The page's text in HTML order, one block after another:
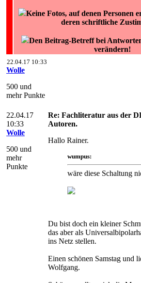
Keine Fotos, auf denen Personen
deren schriftliche
Den Beitrag-Betreff bei
verändern!
22.04.17 10:33
Wolle
500 und
mehr Punkte
22.04.17
10:33
Wolle
500 und
mehr
Punkte
Re: Fachliteratur aus der
Autoren.
Hallo Rainer.
wumpus:
wäre diese Schaltung
Du bist doch ein kleiner
das aber als
ins Netz stellen.
Einen schönen Samstag und
Wolfgang.